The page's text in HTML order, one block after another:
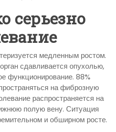
серьезно
медленным ростом.
сдавливается опухолью,
функционирование. 88%
на фиброзную
распространяется на
полую вену. Ситуация
и обширном росте.